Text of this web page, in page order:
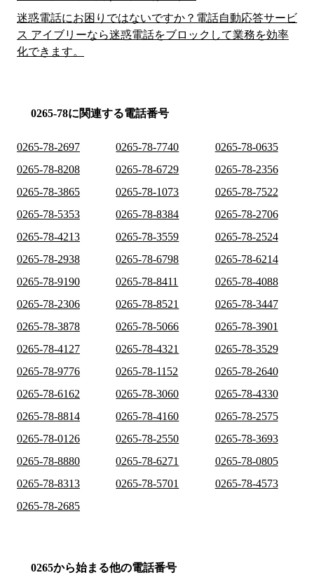
迷惑電話にお困りではないですか？電話自動応答サービ
ス アイブリーなら迷惑電話をブロックして業務を効率
化できます。
0265-78に関連する電話番号
0265-78-2697 0265-78-7740
0265-78-0635
0265-78-8208
0265-78-6729
0265-78-2356
0265-78-3865
0265-78-1073
0265-78-7522
0265-78-5353
0265-78-8384
0265-78-2706
0265-78-4213
0265-78-3559
0265-78-2524
0265-78-2938
0265-78-6798
0265-78-6214
0265-78-9190
0265-78-8411
0265-78-4088
0265-78-2306
0265-78-8521
0265-78-3447
0265-78-3878
0265-78-5066
0265-78-3901
0265-78-4127
0265-78-4321
0265-78-3529
0265-78-9776
0265-78-1152
0265-78-2640
0265-78-6162
0265-78-3060
0265-78-4330
0265-78-8814
0265-78-4160
0265-78-2575
0265-78-0126
0265-78-2550
0265-78-3693
0265-78-8880
0265-78-6271
0265-78-0805
0265-78-8313
0265-78-5701
0265-78-4573
0265-78-2685
0265から始まる他の電話番号